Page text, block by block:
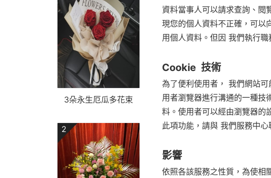
3朵永生厄瓜多花束
2
資料當事人可以請求查詢、閱
現您的個人資料不正確，可以
用個人資料。但因 我們執行
Cookie 技術
為了便利使用者， 我們網站
用者瀏覽器進行溝通的一種
料。使用者可以經由瀏覽器的
此項功能，請與 我們服務中心
影響
依照各該服務之性質，為使相